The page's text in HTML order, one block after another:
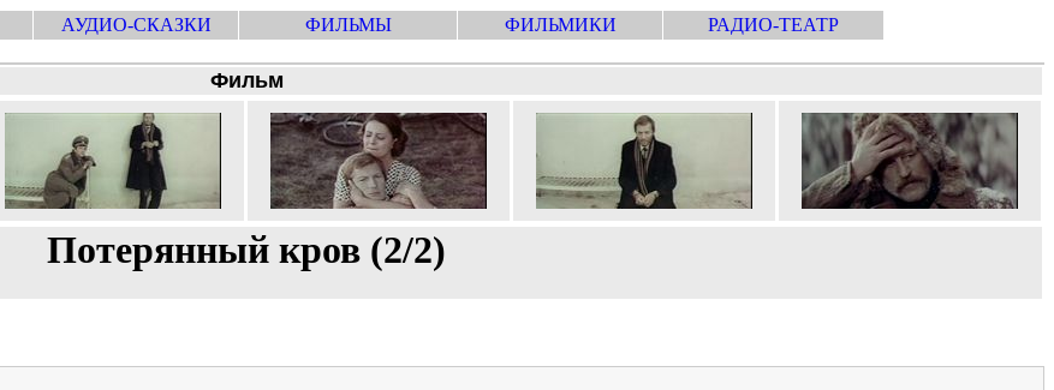
АУДИО-СКАЗКИ ФИЛЬМЫ ФИЛЬМИКИ РАДИО-ТЕАТР
Фильм
Потерянный кров (2/2)